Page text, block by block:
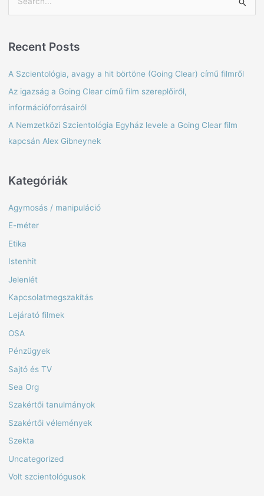
r
r
:
Recent Posts
A Szcientológia, avagy a hit börtöne (Going Clear) című filmről
Az igazság a Going Clear című film szereplőiről,
információforrásairól
A Nemzetközi Szcientológia Egyház levele a Going Clear film
kapcsán Alex Gibneynek
Kategóriák
Agymosás / manipuláció
E-méter
Etika
Istenhit
Jelenlét
Kapcsolatmegszakítás
Lejárató filmek
OSA
Pénzügyek
Sajtó és TV
Sea Org
Szakértői tanulmányok
Szakértői vélemények
Szekta
Uncategorized
Volt szcientológusok